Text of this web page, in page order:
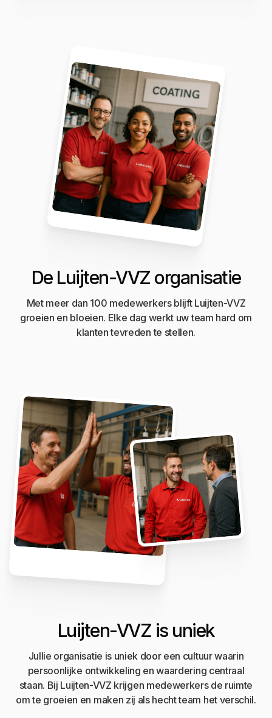
De Luijten-VVZ organisatie
Met meer dan 100 medewerkers blijft Luijten-VVZ
groeien en bloeien. Elke dag werkt uw team hard om
klanten tevreden te stellen.
Luijten-VVZ is uniek
Jullie organisatie is uniek door een cultuur waarin
persoonlijke ontwikkeling en waardering centraal
staan. Bij Luijten-VVZ krijgen medewerkers de ruimte
om te groeien en maken zij als hecht team het verschil.